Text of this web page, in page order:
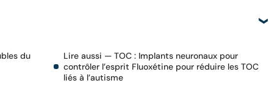
du
Lire aussi — TOC : Implants neuronaux pour
contrôler l’esprit Fluoxétine pour réduire les TOC
liés à l’autisme